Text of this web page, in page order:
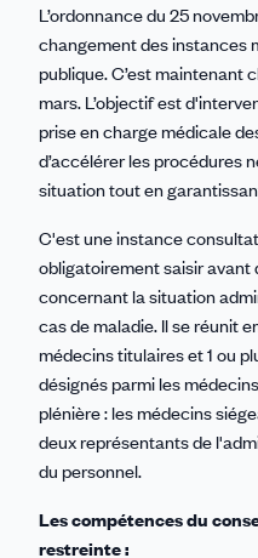
L’ordonnance du 25
changement des instances
publique. C’est maintenant
mars. L’objectif est
prise en charge médicale
d’accélérer les procédures
situation tout en
C'est une instance
obligatoirement saisir
concernant la situation
cas de maladie. Il se réunit
médecins titulaires et 1 ou
désignés parmi les
plénière : les médecins
deux représentants de
du personnel.
Les compétences du
restreinte :